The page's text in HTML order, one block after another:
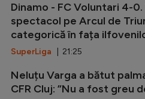
Dinamo - FC Voluntari 4-0.
spectacol pe Arcul de
categorică în fața
SuperLiga | 21:25
Neluțu Varga a bătut
CFR Cluj: ”Nu a fost greu